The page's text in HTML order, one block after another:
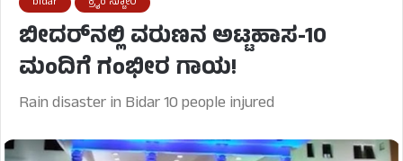
ಬೀದರ್‌ನಲ್ಲಿ ವರುಣನ ಅಟ್ಟಹಾಸ-10
ಮಂದಿಗೆ ಗಂಭೀರ ಗಾಯ!
Rain disaster in Bidar 10 people injured